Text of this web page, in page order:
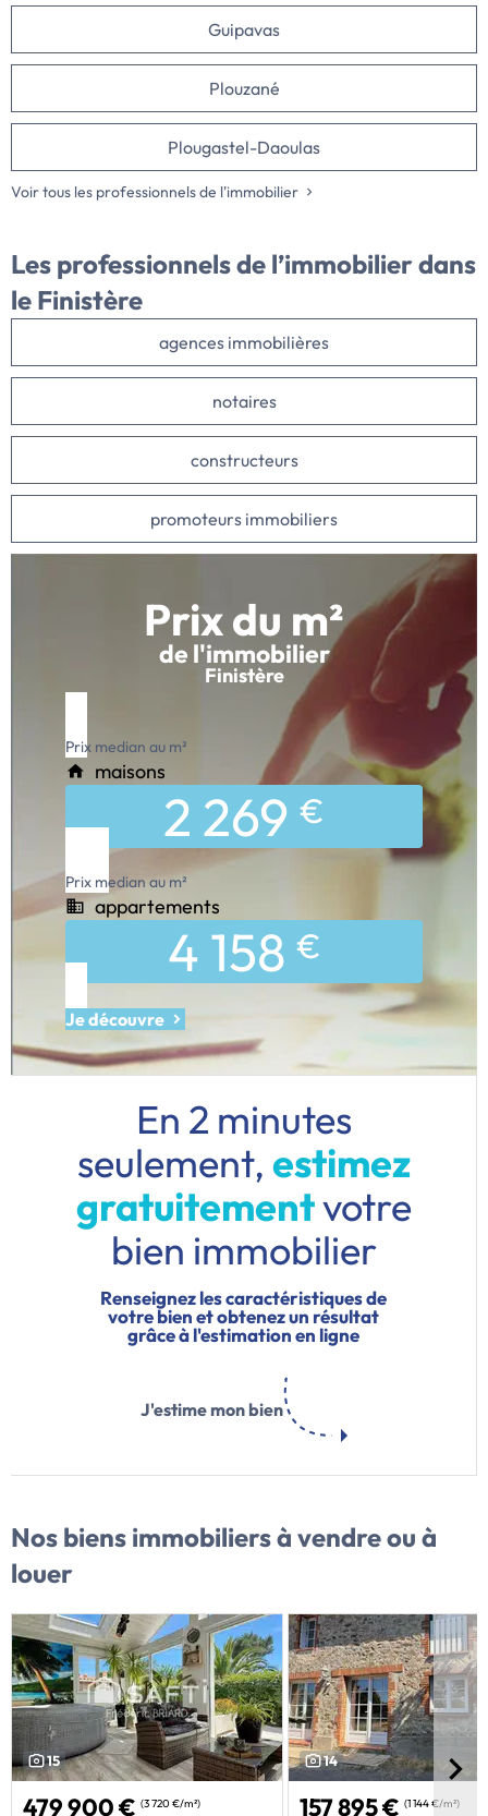
Guipavas
Plouzané
Plougastel-Daoulas
Voir tous les professionnels de l'immobilier
Les professionnels de l’immobilier dans
le Finistère
agences immobilières
notaires
constructeurs
promoteurs immobiliers
Prix du m²
de l'immobilier
Finistère
Prix median au m²
maisons
2 269 €
Prix median au m²
appartements
4 158 €
Je découvre
En 2 minutes
seulement, estimez
gratuitementvotre
bien immobilier
Renseignez les caractéristiques de
votre bien et obtenez un résultat
grâce à l'estimation en ligne
J'estime mon bien
Nos biens immobiliersà vendre ou à
louer
15
479 900 € (3 720 €/m²)
14
157 895 € (1 144 €/m²)